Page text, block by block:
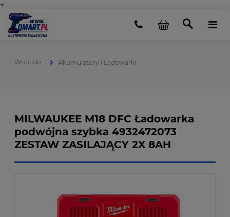
<
Akumulatory i Ładowarki
MILWAUKEE M18 DFC Ładowarka
podwójna szybka 4932472073
ZESTAW ZASILAJĄCY 2X 8AH